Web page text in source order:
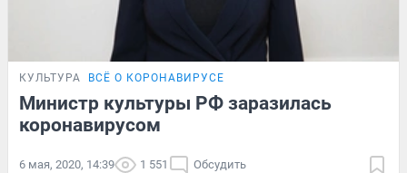
КУЛЬТУРА ВСЁ О КОРОНАВИРУСЕ
Министр культуры РФ заразилась
коронавирусом
6 мая, 2020, 14:39 1 551 Обсудить